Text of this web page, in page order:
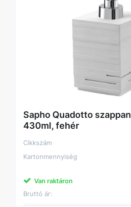
Sapho Quadotto
430ml, fehér
Cikkszám
Kartonmennyiség
Van raktáron
Bruttó ár: